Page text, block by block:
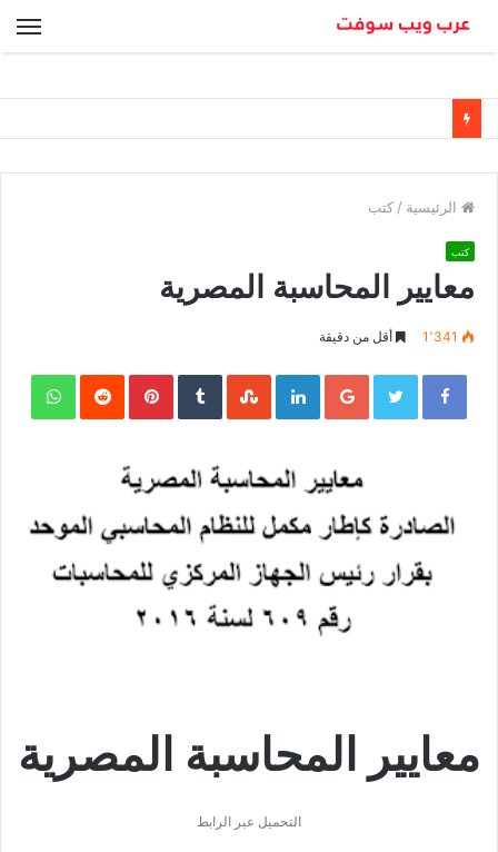
الرئيسية / كتب
كتب
معايير المحاسبة المصرية
1٬341 أقل من دقيقة
Facebook
Twitter
Google+
LinkedIn
Pinterest
معايير المحاسبة المصرية
التحميل عبر الرابط